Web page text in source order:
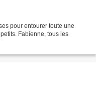
pour entourer toute une
Fabienne, tous les